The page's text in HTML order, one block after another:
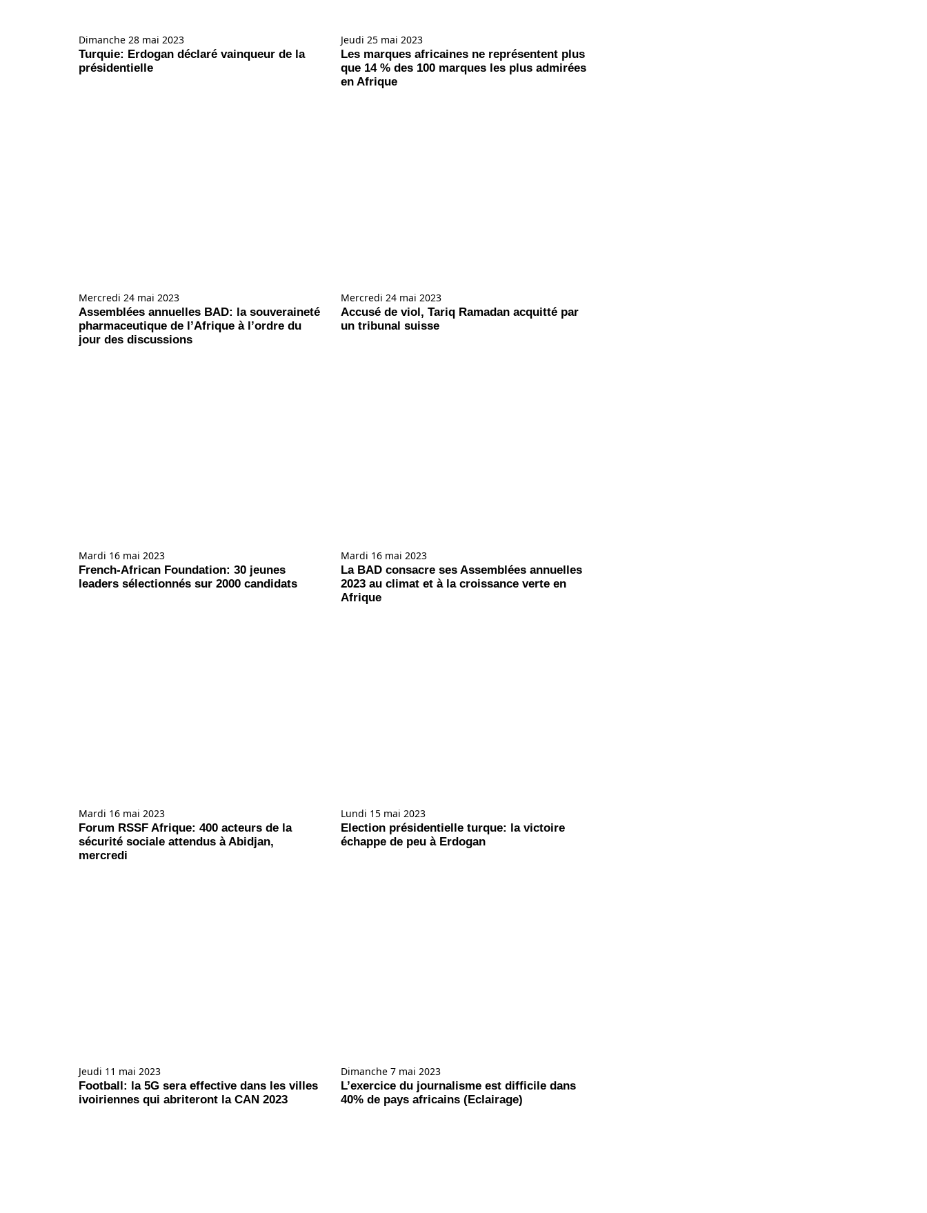
Dimanche 28 mai 2023
Turquie: Erdogan déclaré vainqueur de la
présidentielle
Jeudi 25 mai 2023
Les marques africaines ne représentent plus
que 14 % des 100 marques les plus admirées
en Afrique
Mercredi 24 mai 2023
Assemblées annuelles BAD: la souveraineté
pharmaceutique de l’Afrique à l’ordre du
jour des discussions
Mercredi 24 mai 2023
Accusé de viol, Tariq Ramadan acquitté par
un tribunal suisse
Mardi 16 mai 2023
French-African Foundation: 30 jeunes
leaders sélectionnés sur 2000 candidats
Mardi 16 mai 2023
La BAD consacre ses Assemblées annuelles
2023 au climat et à la croissance verte en
Afrique
Mardi 16 mai 2023
Forum RSSF Afrique: 400 acteurs de la
sécurité sociale attendus à Abidjan,
mercredi
Lundi 15 mai 2023
Election présidentielle turque: la victoire
échappe de peu à Erdogan
Jeudi 11 mai 2023
Football: la 5G sera effective dans les villes
ivoiriennes qui abriteront la CAN 2023
Dimanche 7 mai 2023
L’exercice du journalisme est difficile dans
40% de pays africains (Eclairage)